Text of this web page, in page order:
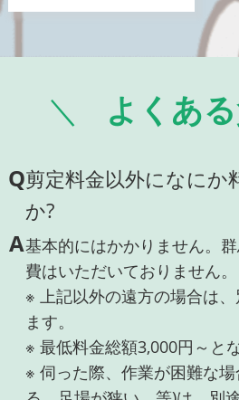
よくあ
Q剪定料金以外になにか
か?
A基本的にはかかりません。
費はいただいておりません。
※ 上記以外の遠方の場合は
ます。
※ 最低料金総額3,000円～と
※ 伺った際、作業が困難な